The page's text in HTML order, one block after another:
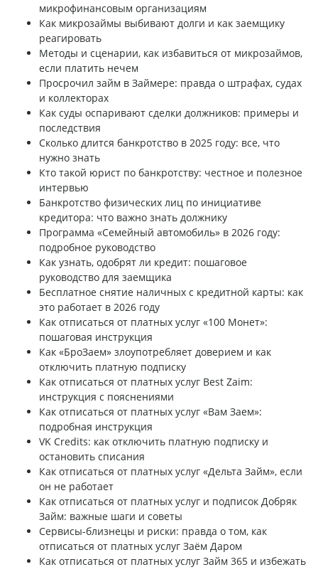
микрофинансовым организациям
Как микрозаймы выбивают долги и как заемщику
реагировать
Методы и сценарии, как избавиться от микрозаймов,
если платить нечем
Просрочил займ в Займере: правда о штрафах, судах
и коллекторах
Как суды оспаривают сделки должников: примеры и
последствия
Сколько длится банкротство в 2025 году: все, что
нужно знать
Кто такой юрист по банкротству: честное и полезное
интервью
Банкротство физических лиц по инициативе
кредитора: что важно знать должнику
Программа «Семейный автомобиль» в 2026 году:
подробное руководство
Как узнать, одобрят ли кредит: пошаговое
руководство для заемщика
Бесплатное снятие наличных с кредитной карты: как
это работает в 2026 году
Как отписаться от платных услуг «100 Монет»:
пошаговая инструкция
Как «БроЗаем» злоупотребляет доверием и как
отключить платную подписку
Как отписаться от платных услуг Best Zaim:
инструкция с пояснениями
Как отписаться от платных услуг «Вам Заем»:
подробная инструкция
VK Credits: как отключить платную подписку и
остановить списания
Как отписаться от платных услуг «Дельта Займ», если
он не работает
Как отписаться от платных услуг и подписок Добряк
Займ: важные шаги и советы
Сервисы-близнецы и риски: правда о том, как
отписаться от платных услуг Заём Даром
Как отписаться от платных услуг Займ 365 и избежать